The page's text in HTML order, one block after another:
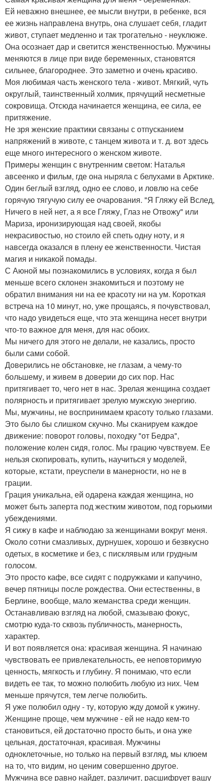
Ей неважно внешнее, ее мысли внутри, в ребенке, вся
ее жизнь направлена внутрь, она слушает себя, гладит
живот, ступает медленно и так трогательно - неуклюже.
Она осознает дар и светится женственностью. Мужчины
меняются в лице при виде беременных, становятся
сильнее, благороднее. Это заметно и очень красиво.
Моя любимая часть женского тела - живот. Мягкий, чуть
округлый, таинственный холмик, прячущий несметные
сокровища. Отсюда начинается женщина, ее сила, ее
притяжение.
Не зря женские практики связаны с отпусканием
напряжений в животе, с танцем живота и т. д. вот здесь
еще много интересного о женском животе.
Примеры женщин с внутренним светом: Наталья
авсеенко и фильм, где она ныряла с белухами в Арктике.
Один беглый взгляд, одно ее слово, и ловлю на себе
горячую тягучую силу ее очарования. "Я Гляжу ей Вслед,
Ничего в ней нет, а я все Гляжу, Глаз не Отвожу" или
Мариза, иронизирующая над своей, якобы
некрасивостью, но стоило ей спеть одну ноту, и я
навсегда оказался в плену ее женственности. Чистая
магия и никакой помады.
С Аюной мы познакомились в условиях, когда я был
меньше всего склонен знакомиться и поэтому не
обратил внимания ни на ее красоту ни на ум. Короткая
встреча на 10 минут, но, уже прощаясь, я почувствовал,
что надо увидеться еще, что эта женщина несет внутри
что-то важное для меня, для нас обоих.
Мы ничего для этого не делали, не казались, просто
были сами собой.
Доверились не обстановке, не глазам, а чему-то
большему, и живем в доверии до сих пор. Нас
притягивает то, чего нет в нас. Зрелая женщина создает
полярность и притягивает зрелую мужскую энергию.
Мы, мужчины, не воспринимаем красоту только глазами.
Это было бы слишком скучно. Мы сканируем каждое
движение: поворот головы, походку "от Бедра",
положение колен сидя, голос. Мы грацию чувствуем. Ее
нельзя скопировать, купить, научиться у моделей,
которые, кстати, преуспели в манерности, но не в
грации.
Грация уникальна, ей одарена каждая женщина, но
может быть заперта под жестким животом, под горькими
убеждениями.
Я сижу в кафе и наблюдаю за женщинами вокруг меня.
Около сотни смазливых, дурнушек, хорошо и безвкусно
одетых, в косметике и без, с писклявым или грудным
голосом.
Это просто кафе, все сидят с подружками и капучино,
вечер пятницы после рождества. Они естественны, в
Берлине, вообще, мало жеманства среди женщин.
Останавливаю взгляд на любой, смазываю фокус,
смотрю куда-то сквозь публичность, манерность,
характер.
И вот появляется она: красивая женщина. Я начинаю
чувствовать ее привлекательность, ее неповторимую
ценность, мягкость и глубину. Я понимаю, что если
видеть ее так, то можно полюбить любую из них. Чем
меньше прячутся, тем легче полюбить.
Я уже полюбил одну - ту, которую жду домой к ужину.
Женщине проще, чем мужчине - ей не надо кем-то
становиться, ей достаточно просто быть, и она уже
цельная, достаточная, красивая. Мужчины
одноклеточные, но только на первый взгляд, мы клюем
на то, что видим, но ценим совершенно другое.
Мужчина все равно найдет, различит, расшифрует вашу